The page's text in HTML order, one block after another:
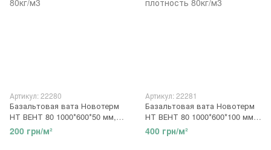
Артикул: 22280
Базальтовая вата Новотерм
НТ ВЕНТ 80 1000*600*50 мм,
плотность 80кг/м3
200 грн/м²
Артикул: 22281
Базальтовая вата Новотерм
НТ ВЕНТ 80 1000*600*100 мм,
плотность 80кг/м3
400 грн/м²